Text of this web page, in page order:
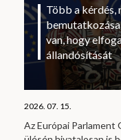
Több a kérdés,
van, hogy
állandósítását
2026. 07. 15.
Az Európai Parlament